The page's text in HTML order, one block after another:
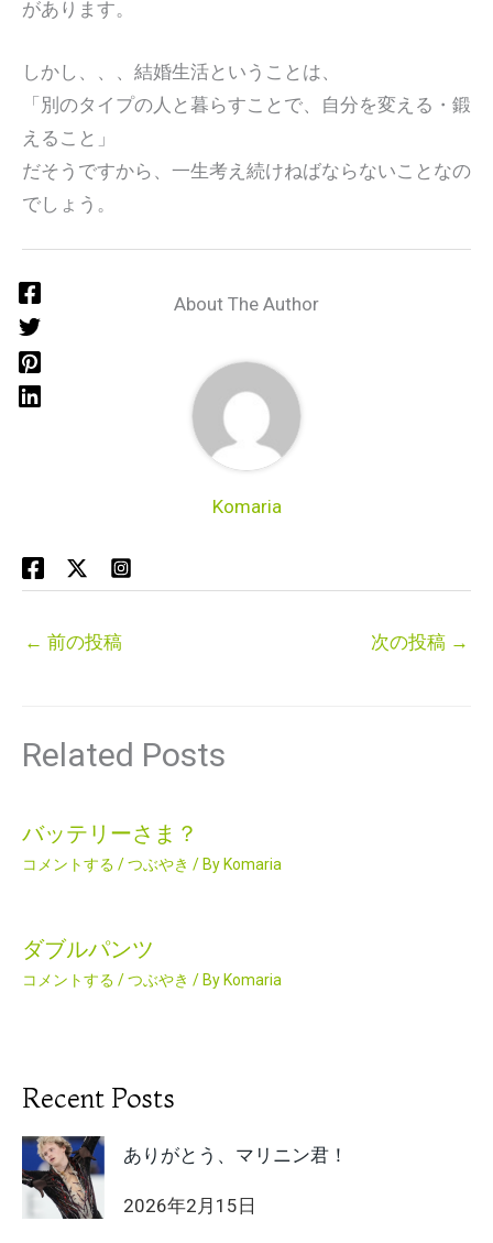
があります。
しかし、、、結婚生活ということは、
「別のタイプの人と暮らすことで、自分を変える・鍛
えること」
だそうですから、一生考え続けねばならないことなの
でしょう。
About The Author
Komaria
← 前の投稿 次の投稿 →
Related Posts
バッテリーさま？
コメントする /つぶやき / ByKomaria
ダブルパンツ
コメントする /つぶやき / ByKomaria
Recent Posts
ありがとう、マリニン君！
2026年2月15日